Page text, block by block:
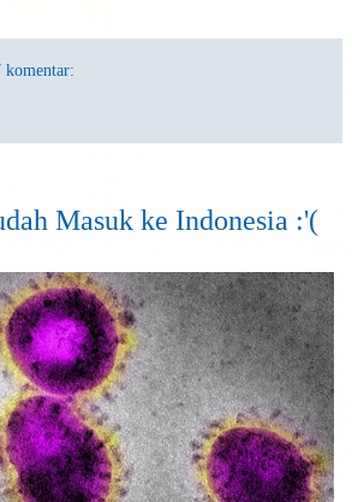
komentar:
Masuk ke Indonesia :'(